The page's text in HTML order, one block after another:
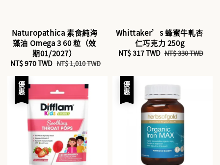
Naturopathica 素食純海
藻油 Omega 3 60 粒（效
期01/2027）
Sale
price
NT$ 970 TWD Regular
NT$ 1,010 TWD
Whittaker’s 蜂蜜牛軋杏
仁巧克力 250g
Sale
NT$ 317 TWD Regular
NT$ 330 TWD
優惠 優惠